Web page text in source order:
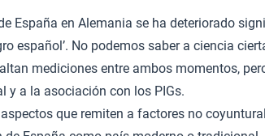
España en Alemania se ha deteriorado
español’. No podemos saber a ciencia
mediciones entre ambos momentos,
y a la asociación con los PIGs.
que remiten a factores no